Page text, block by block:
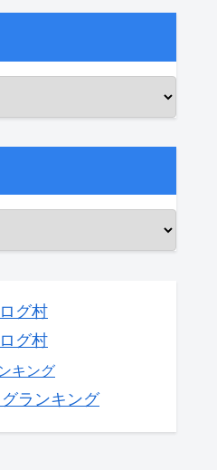
グ村
グ村
キング
ランキング